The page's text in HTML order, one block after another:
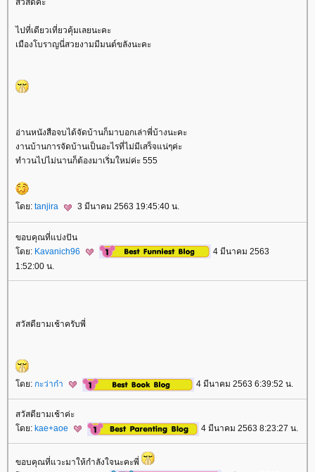
สวัสดีค่ะ
ไปที่เดียวเที่ยวคุ้มเลยนะคะ
เมืองโบราญนี่สวยงามมีมนต์ขลังนะคะ
อ่านหนังสือจบได้จัดบ้านก็มาบอกเล่าพี่บ้างนะคะ
งานบ้านการจัดบ้านเป็นอะไรที่ไม่มีเสร็จแน่ๆค่ะ
ทำวนไปไม่นานก็ต้องมาเริ่มใหม่ค่ะ 555
ดย: tanjira 3 มีนาคม 2563 19:45:40 น.
ขอบคุณที่แบ่งปัน
ดย: Kavanich96
4 มีนาคม 2563
1:52:00 น.
สวัสดียามเช้าครับพี่
ดย: กะว่าก๋า 4 มีนาคม 2563 6:39:52 น.
สวัสดียามเช้าค่ะ
ดย: kae+aoe 4 มีนาคม 2563 8:23:27 น.
ขอบคุณที่แวะมาให้กำลังใจนะคะพี่